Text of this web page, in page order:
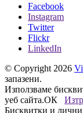
Facebook
Instagram
Twitter
Flickr
LinkedIn
© Copyright 2026
запазени.
Използваме
уеб сайта.ОК
Бисквитки и